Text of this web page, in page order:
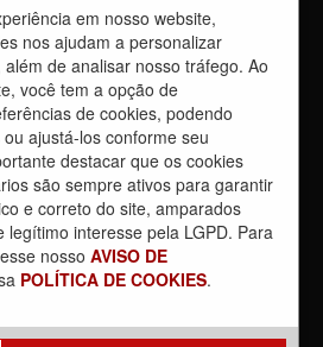
LUTA contra a privatização da CPTM.
do EPB, com a Inspeção de Via e
entre o Sindicato e o Metrus
em nosso website,
nos ajudam a personalizar
de analisar nosso tráfego. Ao
você tem a opção de
de cookies, podendo
ajustá-los conforme seu
destacar que os cookies
são sempre ativos para garantir
e correto do site, amparados
legítimo interesse pela LGPD. Para
nosso AVISO DE
POLÍTICA DE COOKIES.